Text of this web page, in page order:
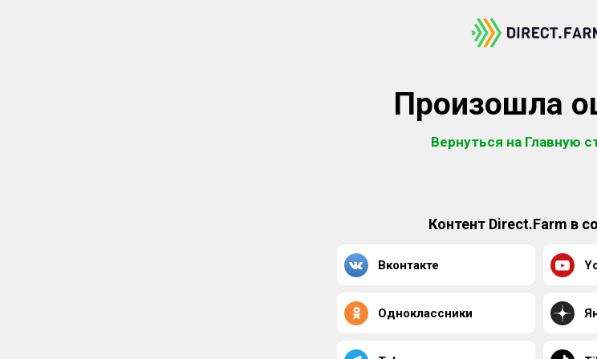
Произошла
Вернуться на Главную
Контент Direct.Farm в
Вконтакте
Одноклассники